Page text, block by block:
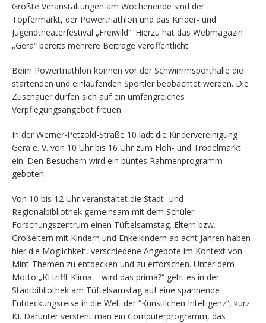
Größte Veranstaltungen am Wochenende sind der
Töpfermarkt, der Powertriathlon und das Kinder- und
Jugendtheaterfestival „Freiwild“. Hierzu hat das Webmagazin
„Gera“ bereits mehrere Beiträge veröffentlicht.
Beim Powertriathlon können vor der Schwimmsporthalle die
startenden und einlaufenden Sportler beobachtet werden. Die
Zuschauer dürfen sich auf ein umfangreiches
Verpflegungsangebot freuen.
In der Werner-Petzold-Straße 10 lädt die Kindervereinigung
Gera e. V. von 10 Uhr bis 16 Uhr zum Floh- und Trödelmarkt
ein. Den Besuchern wird ein buntes Rahmenprogramm
geboten.
Von 10 bis 12 Uhr veranstaltet die Stadt- und
Regionalbibliothek gemeinsam mit dem Schüler-
Forschungszentrum einen Tüftelsamstag. Eltern bzw.
Großeltern mit Kindern und Enkelkindern ab acht Jahren haben
hier die Möglichkeit, verschiedene Angebote im Kontext von
Mint-Themen zu entdecken und zu erforschen. Unter dem
Motto „KI trifft Klima – wird das prima?“ geht es in der
Stadtbibliothek am Tüftelsamstag auf eine spannende
Entdeckungsreise in die Welt der “Künstlichen Intelligenz“, kurz
KI. Darunter versteht man ein Computerprogramm, das